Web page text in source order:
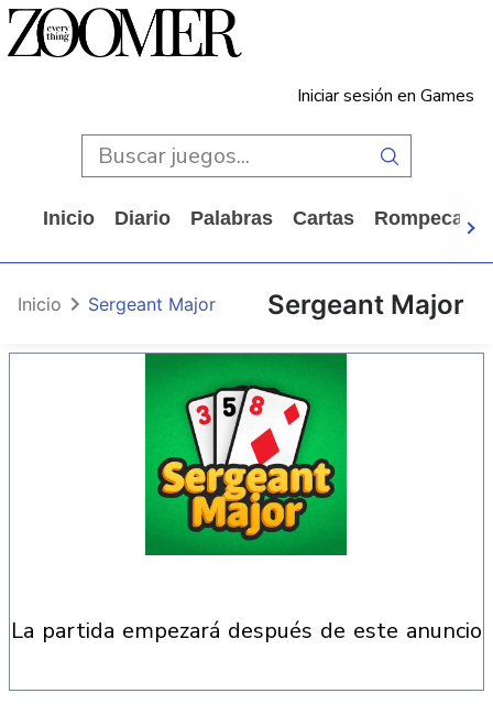
Iniciar sesión en Games
Inicio Diario Palabras Cartas
Sergeant Major
Inicio Sergeant Major
la partida empezará después de este anuncio